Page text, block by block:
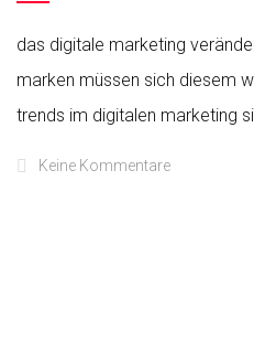
das digitale marketing
marken müssen sich diesem
trends im digitalen marketing
Keine Kommentare